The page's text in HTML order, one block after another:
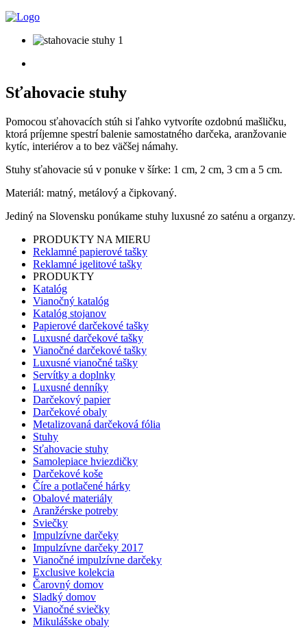
Sťahovacie stuhy
Pomocou sťahovacích stúh si ľahko vytvoríte ozdobnú mašličku,
ktorá príjemne spestrí balenie samostatného darčeka, aranžovanie
kytíc, interiérov a to bez väčšej námahy.
Stuhy sťahovacie sú v ponuke v šírke: 1 cm, 2 cm, 3 cm a 5 cm.
Materiál: matný, metálový a čipkovaný.
Jediný na Slovensku ponúkame stuhy luxusné zo saténu a organzy.
PRODUKTY NA MIERU
Reklamné papierové tašky
Reklamné igelitové tašky
PRODUKTY
Katalóg
Vianočný katalóg
Katalóg stojanov
Papierové darčekové tašky
Luxusné darčekové tašky
Vianočné darčekové tašky
Luxusné vianočné tašky
Servítky a doplnky
Luxusné denníky
Darčekový papier
Darčekové obaly
Metalizovaná darčeková fólia
Stuhy
Sťahovacie stuhy
Samolepiace hviezdičky
Darčekové koše
Číre a potlačené hárky
Obalové materiály
Aranžérske potreby
Sviečky
Impulzívne darčeky
Impulzívne darčeky 2017
Vianočné impulzívne darčeky
Exclusive kolekcia
Čarovný domov
Sladký domov
Vianočné sviečky
Mikulášske obaly